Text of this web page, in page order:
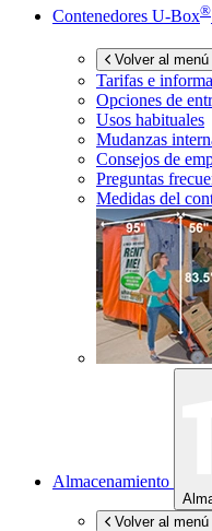
Contenedores U-Box®
Volver al menú
Tarifas e
Opciones de
Usos habituales
Mudanzas
Consejos de
Preguntas
Medidas del
Almacenamiento
Volver al menú